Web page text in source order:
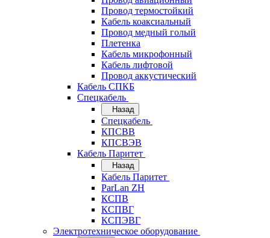
Провод термостойкий
Кабель коаксиальный
Провод медный голый
Плетенка
Кабель микрофонный
Кабель лифтовой
Провод аккустический
Кабель СПКБ
Спецкабель
Назад
Спецкабель
КПСВВ
КПСВЭВ
Кабель Паритет
Назад
Кабель Паритет
ParLan ZH
КСПВ
КСПВГ
КСПЭВГ
Электротехническое оборудование